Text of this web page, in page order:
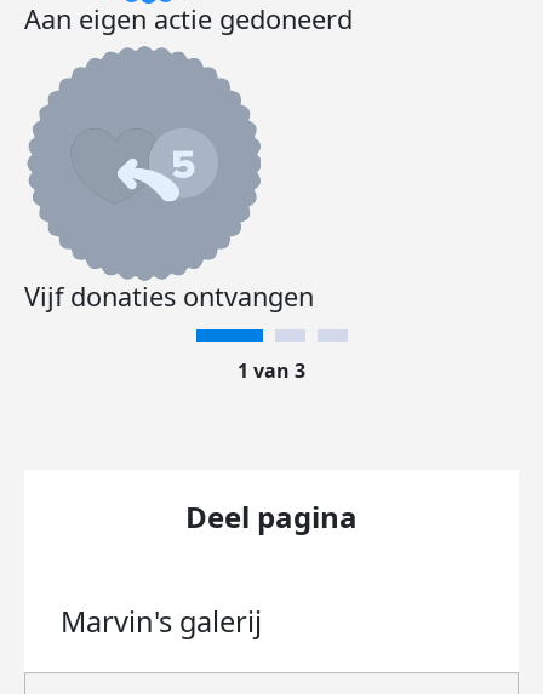
Aan eigen actie gedoneerd
Vijf donaties ontvangen
1 van 3
Deel pagina
Marvin's galerij